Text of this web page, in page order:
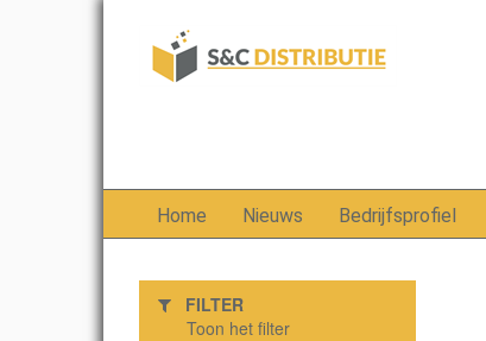
Home Nieuws Bedrijfsprofiel
FILTER
Toon het filter